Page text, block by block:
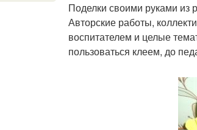
Поделки своими руками из
Авторские работы,
воспитателем и целые
пользоваться клеем, до